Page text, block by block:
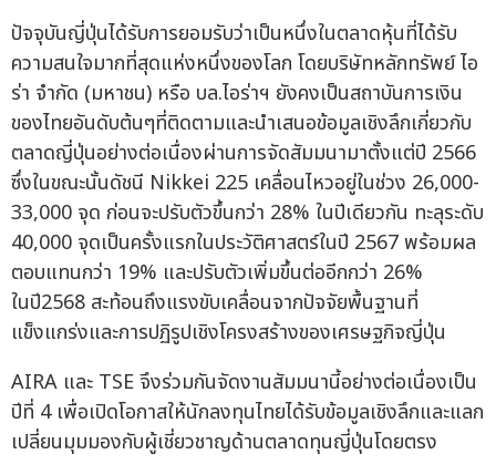
ปัจจุบันญี่ปุ่นได้รับการยอมรับว่าเป็นหนึ่งในตลาดหุ้นที่ได้รับ
ความสนใจมากที่สุดแห่งหนึ่งของโลก โดยบริษัทหลักทรัพย์ ไอ
ร่า จำกัด (มหาชน) หรือ บล.ไอร่าฯ ยังคงเป็นสถาบันการเงิน
ของไทยอันดับต้นๆที่ติดตามและนำเสนอข้อมูลเชิงลึกเกี่ยวกับ
ตลาดญี่ปุ่นอย่างต่อเนื่องผ่านการจัดสัมมนามาตั้งแต่ปี 2566
ซึ่งในขณะนั้นดัชนี Nikkei 225 เคลื่อนไหวอยู่ในช่วง 26,000-
33,000 จุด ก่อนจะปรับตัวขึ้นกว่า 28% ในปีเดียวกัน ทะลุระดับ
40,000 จุดเป็นครั้งแรกในประวัติศาสตร์ในปี 2567 พร้อมผล
ตอบแทนกว่า 19% และปรับตัวเพิ่มขึ้นต่ออีกกว่า 26%
ในปี2568 สะท้อนถึงแรงขับเคลื่อนจากปัจจัยพื้นฐานที่
แข็งแกร่งและการปฏิรูปเชิงโครงสร้างของเศรษฐกิจญี่ปุ่น
AIRA และ TSE จึงร่วมกันจัดงานสัมมนานี้อย่างต่อเนื่องเป็น
ปีที่ 4 เพื่อเปิดโอกาสให้นักลงทุนไทยได้รับข้อมูลเชิงลึกและแลก
เปลี่ยนมุมมองกับผู้เชี่ยวชาญด้านตลาดทุนญี่ปุ่นโดยตรง